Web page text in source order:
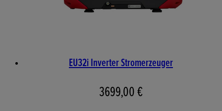
EU32i Inverter Stromerzeuger
3699,00 €